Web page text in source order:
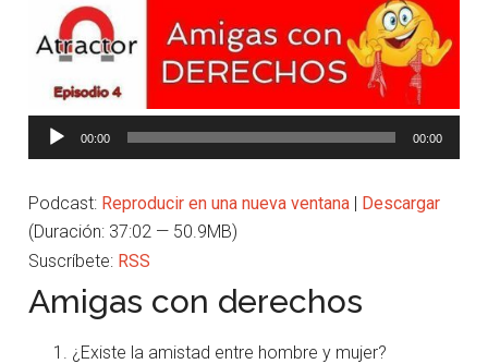
Reproductor
de
00:00 00:00
Podcast: Reproducir en una nueva ventana | Descargar
(Duración: 37:02 — 50.9MB)
Suscríbete: RSS
Amigas con derechos
¿Existe la amistad entre hombre y mujer?